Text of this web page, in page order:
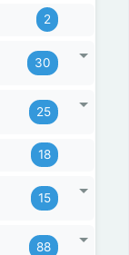
2
30
25
18
15
88